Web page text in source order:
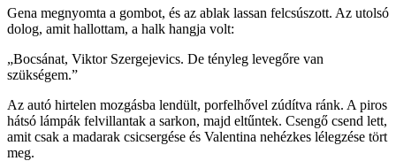
Gena megnyomta a gombot, és az ablak lassan felcsúszott. Az utolsó
dolog, amit hallottam, a halk hangja volt:
„Bocsánat, Viktor Szergejevics. De tényleg levegőre van
szükségem.”
Az autó hirtelen mozgásba lendült, porfelhővel zúdítva ránk. A piros
hátsó lámpák felvillantak a sarkon, majd eltűntek. Csengő csend lett,
amit csak a madarak csicsergése és Valentina nehézkes lélegzése tört
meg.